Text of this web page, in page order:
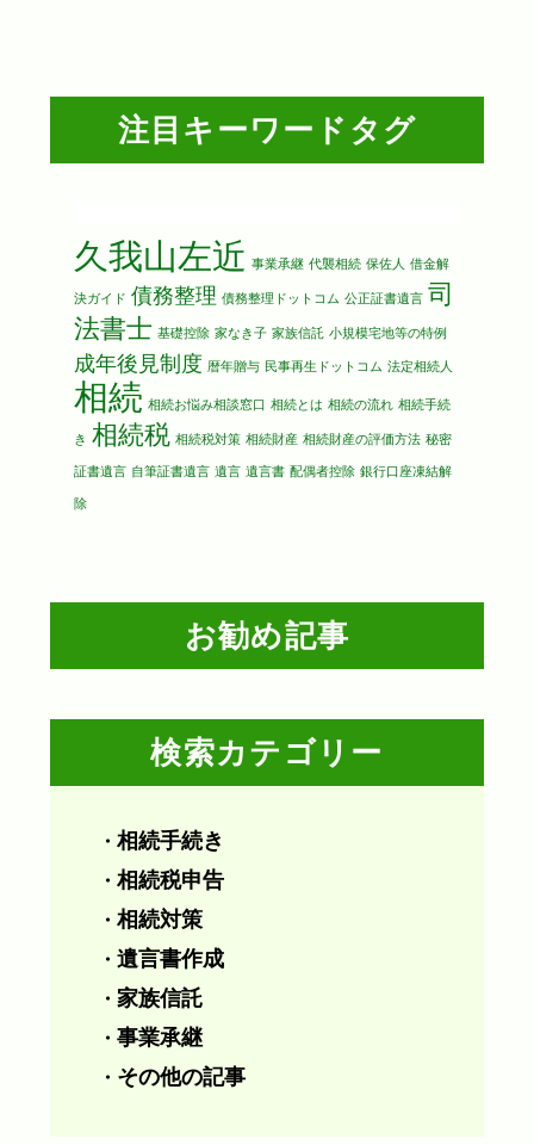
注目キーワードタグ
久我山左近 事業承継 代襲相続 保佐人 借金解
決ガイド 債務整理 債務整理ドットコム 公正証書遺言 司
法書士 基礎控除 家なき子 家族信託 小規模宅地等の特例
成年後見制度 暦年贈与 民事再生ドットコム 法定相続人
相続 相続お悩み相談窓口 相続とは 相続の流れ 相続手続
き 相続税 相続税対策 相続財産 相続財産の評価方法 秘密
証書遺言 自筆証書遺言 遺言 遺言書 配偶者控除 銀行口座凍結解
除
お勧め記事
検索カテゴリー
・相続手続き
・相続税申告
・相続対策
・遺言書作成
・家族信託
・事業承継
・ その他の記事